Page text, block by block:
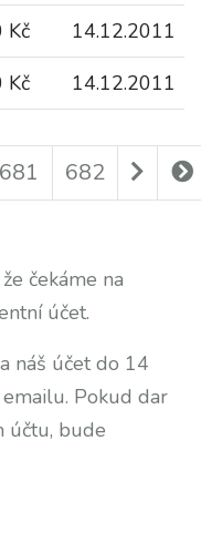
Kč
14.12.2011
Kč 14.12.2011
681 682
čekáme na
účet.
náš účet do 14
Pokud dar
účtu, bude